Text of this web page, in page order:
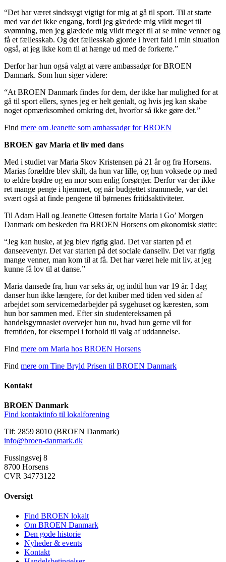
“Det har været sindssygt vigtigt for mig at gå til sport. Til at starte
med var det ikke engang, fordi jeg glædede mig vildt meget til
svømning, men jeg glædede mig vildt meget til at se mine venner og
få et fællesskab. Og det fællesskab gjorde i hvert fald i min situation
også, at jeg ikke kom til at hænge ud med de forkerte.”
Derfor har hun også valgt at være ambassadør for BROEN
Danmark. Som hun siger videre:
“At BROEN Danmark findes for dem, der ikke har mulighed for at
gå til sport ellers, synes jeg er helt genialt, og hvis jeg kan skabe
noget opmærksomhed omkring det, hvorfor så ikke gøre det.”
Find mere om Jeanette som ambassadør for BROEN
BROEN gav Maria et liv med dans
Med i studiet var Maria Skov Kristensen på 21 år og fra Horsens.
Marias forældre blev skilt, da hun var lille, og hun voksede op med
to ældre brødre og en mor som enlig forsørger. Derfor var der ikke
ret mange penge i hjemmet, og når budgettet strammede, var det
svært også at finde pengene til børnenes fritidsaktiviteter.
Til Adam Hall og Jeanette Ottesen fortalte Maria i Go’ Morgen
Danmark om beskeden fra BROEN Horsens om økonomisk støtte:
“Jeg kan huske, at jeg blev rigtig glad. Det var starten på et
danseeventyr. Det var starten på det sociale danseliv. Det var rigtig
mange venner, man kom til at få. Det har været hele mit liv, at jeg
kunne få lov til at danse.”
Maria dansede fra, hun var seks år, og indtil hun var 19 år. I dag
danser hun ikke længere, for det kniber med tiden ved siden af
arbejdet som servicemedarbejder på sygehuset og kæresten, som
hun bor sammen med. Efter sin studentereksamen på
handelsgymnasiet overvejer hun nu, hvad hun gerne vil for
fremtiden, for eksempel i forhold til valg af uddannelse.
Find mere om Maria hos BROEN Horsens
Find mere om Tine Bryld Prisen til BROEN Danmark
Kontakt
BROEN Danmark
Find kontaktinfo til lokalforening
Tlf: 2859 8010 (BROEN Danmark)
info@broen-danmark.dk
Fussingsvej 8
8700 Horsens
CVR 34773122
Oversigt
Find BROEN lokalt
Om BROEN Danmark
Den gode historie
Nyheder & events
Kontakt